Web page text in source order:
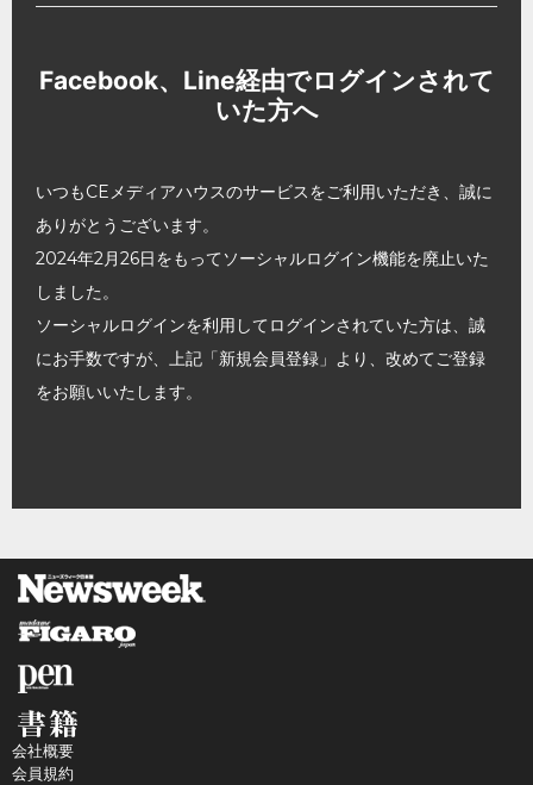
Facebook、Line経由でログインされて
いた方へ
いつもCEメディアハウスのサービスをご利用いただき、誠に
ありがとうございます。
2024年2月26日をもってソーシャルログイン機能を廃止いた
しました。
ソーシャルログインを利用してログインされていた方は、誠
にお手数ですが、上記「新規会員登録」より、改めてご登録
をお願いいたします。
会社概要
会員規約